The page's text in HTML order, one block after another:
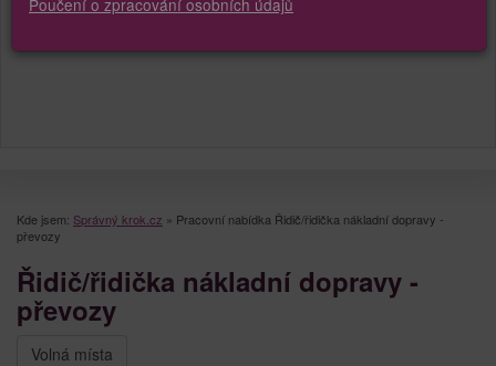
Kde jsem: Správný krok.cz » Pracovní nabídka Řidič/řidička nákladní dopravy -
převozy
Řidič/řidička nákladní dopravy -
převozy
Volná místa
Poučení o zpracování osobních údajů